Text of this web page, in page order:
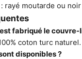
moutarde ou
fabriqué le couvre-
coton turc naturel.
disponibles ?